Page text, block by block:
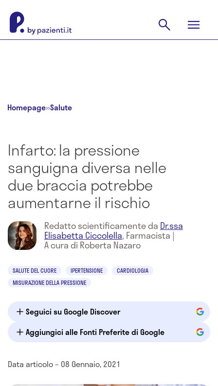
Homepage»Salute
Infarto: la pressione
sanguigna diversa nelle
due braccia potrebbe
aumentarne il rischio
Redatto scientificamente da Dr.ssa
Elisabetta Ciccolella, Farmacista |
A cura di Roberta Nazaro
SALUTE DEL CUORE IPERTENSIONE
CARDIOLOGIA
MISURAZIONE DELLA PRESSIONE
Seguici su Google Discover
Aggiungici alle Fonti Preferite di Google
Data articolo – 08 Gennaio, 2021